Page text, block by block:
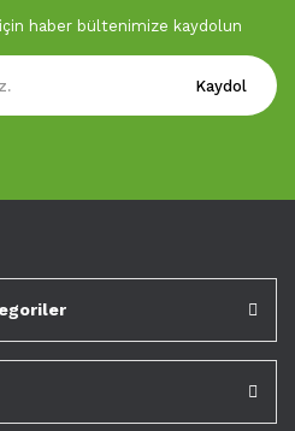
haber bültenimize kaydolun
Kaydol